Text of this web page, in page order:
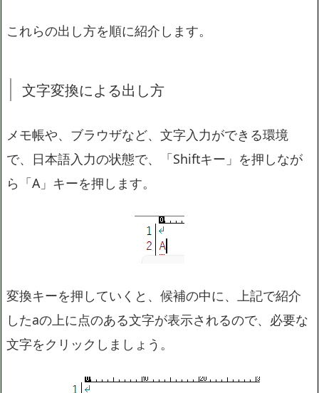
これらの出し方を順に紹介します。
文字変換による出し方
メモ帳や、ブラウザなど、文字入力ができる環境
で、日本語入力の状態で、「Shiftキー」を押しなが
ら「A」キーを押します。
変換キーを押していくと、候補の中に、上記で紹介
したaの上に点のある文字が表示されるので、必要な
文字をクリックしましょう。